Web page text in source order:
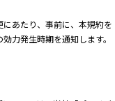
あたり、事前に、本規約を
力発生時期を通知します。